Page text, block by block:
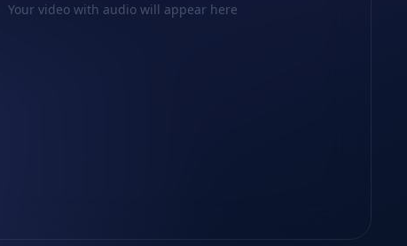
Your video with audio will appear here